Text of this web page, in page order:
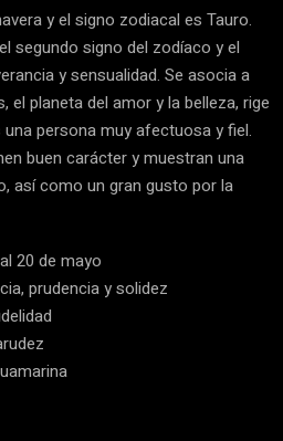
y el signo zodiacal es Tauro.
segundo signo del zodíaco y el
y sensualidad. Se asocia a
el planeta del amor y la belleza, rige
persona muy afectuosa y fiel.
buen carácter y muestran una
así como un gran gusto por la
20 de mayo
prudencia y solidez